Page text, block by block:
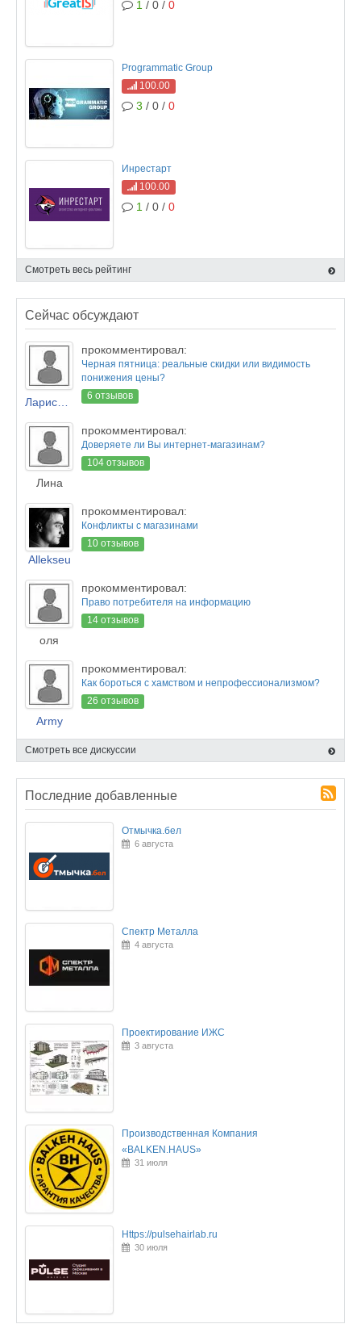
1 / 0 / 0
Programmatic Group
100.00
3 / 0 / 0
Инрестарт
100.00
1 / 0 / 0
Смотреть весь рейтинг
Сейчас обсуждают
прокомментировал:
Черная пятница: реальные скидки или видимость
понижения цены?
6 отзывов
Лина
прокомментировал:
Доверяете ли Вы интернет-магазинам?
104 отзывов
Allekseu
прокомментировал:
Конфликты с магазинами
10 отзывов
оля
прокомментировал:
Право потребителя на информацию
14 отзывов
Army
прокомментировал:
Как бороться с хамством и непрофессионализмом?
26 отзывов
Смотреть все дискуссии
Последние добавленные
Отмычка.бел
6 августа
Спектр Металла
4 августа
Проектирование ИЖС
3 августа
Производственная Компания
«BALKEN.HAUS»
31 июля
Https://pulsehairlab.ru
30 июля